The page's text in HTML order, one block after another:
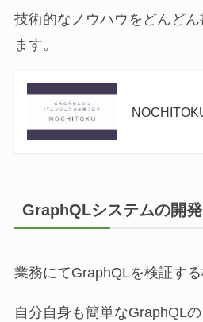
技術的なノウハウをどんど
ます。
GraphQLシステムの開発
業務にてGraphQLを検証す
自分自身も簡単なGraphQL